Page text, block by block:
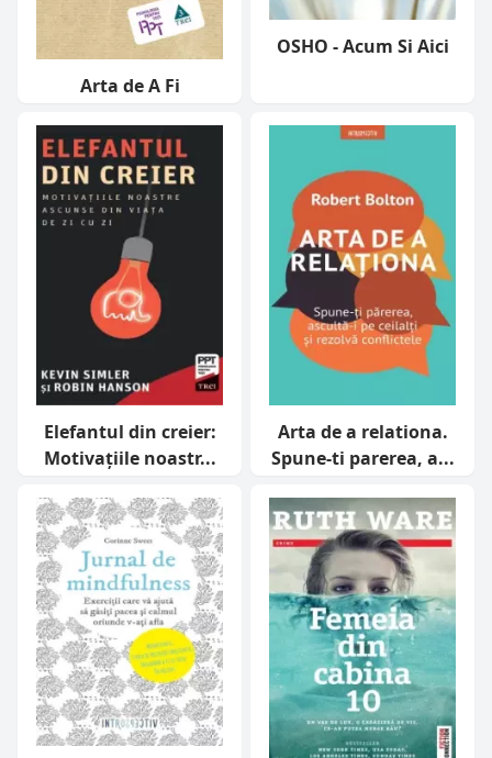
Arta de A Fi
OSHO - Acum Si Aici
Elefantul din creier:
Motivațiile noastr...
Arta de a relationa.
Spune-ti parerea, a...